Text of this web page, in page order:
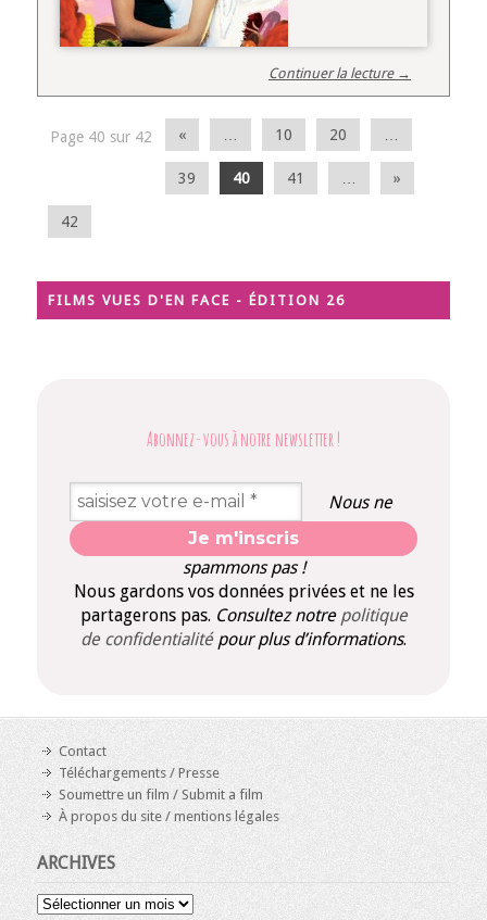
Continuer la lecture →
Page 40 sur 42 « 10 20
39 40 41 »
42
FILMS VUES D'EN FACE - ÉDITION 26
Abonnez-vous à notre newsletter !
Nous ne
spammons pas !
Nous gardons vos données privées et ne les
partagerons pas. Consultez notre politique
de confidentialité pour plus d’informations.
Contact
Téléchargements / Presse
Soumettre un film / Submit a film
À propos du site / mentions légales
ARCHIVES
Archives